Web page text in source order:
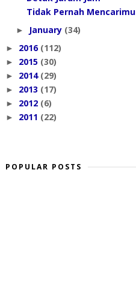
Tidak Pernah Mencarimu
► January (34)
► 2016 (112)
► 2015 (30)
► 2014 (29)
► 2013 (17)
► 2012 (6)
► 2011 (22)
POPULAR POSTS